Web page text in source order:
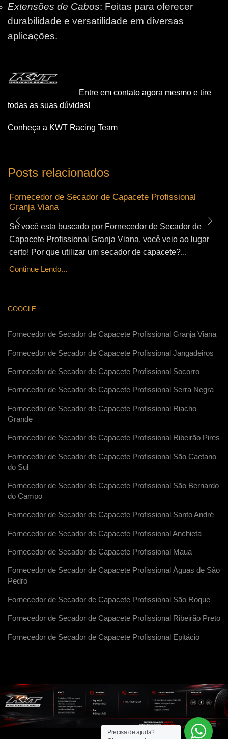
Extensões de Cabos: Feitas para oferecer
durabilidade e versatilidade em diversas
aplicações.
Entre em contato agora mesmo e tire
todas as suas dúvidas!
Conheça a KWT Racing Team
Posts relacionados
Fornecedor de Secador de Capacete Profissional
Granja Viana
Se você esta buscado por Fornecedor de Secador de
Capacete Profissional Granja Viana, você veio ao lugar
certo! Por que utilizar um secador de capacete?...
Continue Lendo...
GOOGLE
Fornecedor de Secador de Capacete Profissional Granja Viana
Fornecedor de Secador de Capacete Profissional Jangadeiros
Fornecedor de Secador de Capacete Profissional Socorro
Fornecedor de Secador de Capacete Profissional Serra Negra
Fornecedor de Secador de Capacete Profissional Riacho
Grande
Fornecedor de Secador de Capacete Profissional Ribeirão Pires
Fornecedor de Secador de Capacete Profissional São Caetano
do Sul
Fornecedor de Secador de Capacete Profissional São Bernardo
do Campo
Fornecedor de Secador de Capacete Profissional Santo André
Fornecedor de Secador de Capacete Profissional Anchieta
Fornecedor de Secador de Capacete Profissional Maua
Fornecedor de Secador de Capacete Profissional Águas de São
Pedro
Fornecedor de Secador de Capacete Profissional São Roque
Fornecedor de Secador de Capacete Profissional Ribeirão Preto
Fornecedor de Secador de Capacete Profissional Epitácio
Precisa de ajuda?